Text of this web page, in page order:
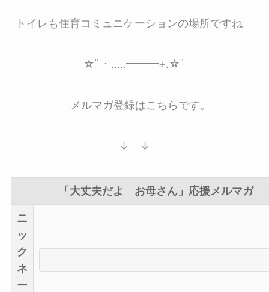
トイレも住育コミュニケーションの場所ですね。
☆ﾟ・‥…━━━+.☆ﾟ
メルマガ登録はこちらです。
↓ ↓
「大丈夫だよ お母さん」応援メルマガ
ニ
ッ
ク
ネ
ー